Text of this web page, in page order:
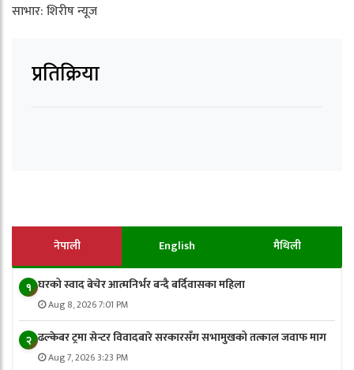
साभार: शिरीष न्यूज
प्रतिक्रिया
नेपाली English मैथिली
१ घरको स्वाद बेचेर आत्मनिर्भर बन्दै बर्दिवासका महिला
Aug 8, 2026 7:01 PM
२ ढल्केबर ट्रमा सेन्टर विवादबारे सरकारसँग सभामुखको तत्काल जवाफ माग
Aug 7, 2026 3:23 PM